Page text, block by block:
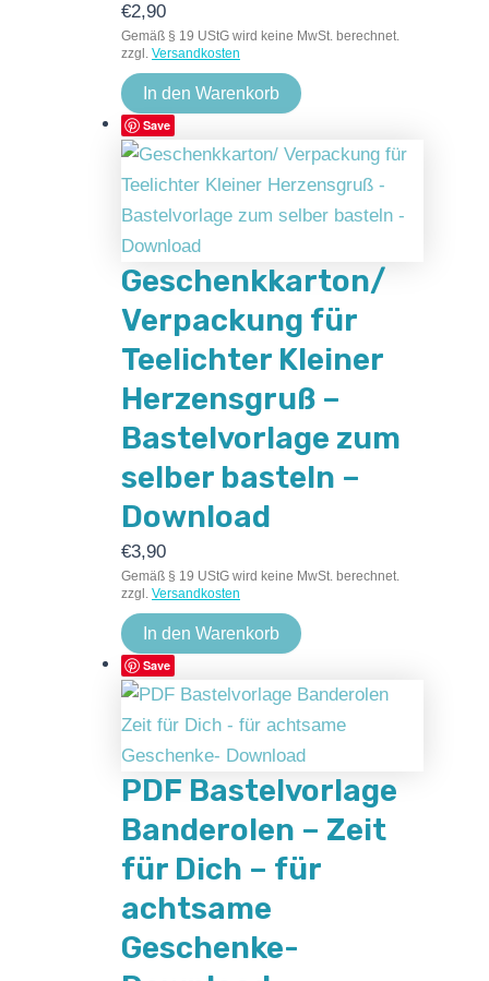
€2,90
Gemäß § 19 UStG wird keine MwSt. berechnet.
zzgl. Versandkosten
In den Warenkorb
Save
Geschenkkarton/
Verpackung für
Teelichter Kleiner
Herzensgruß –
Bastelvorlage zum
selber basteln –
Download
€3,90
Gemäß § 19 UStG wird keine MwSt. berechnet.
zzgl. Versandkosten
In den Warenkorb
Save
PDF Bastelvorlage
Banderolen – Zeit
für Dich – für
achtsame
Geschenke-